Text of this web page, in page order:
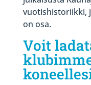
vuotishistoriikki,
on osa.
Voit